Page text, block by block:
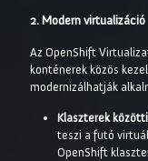
2. Modern virtualizáció
Az OpenShift
konténerek közös
modernizálhatják
Klaszterek
teszi a futó
OpenShift